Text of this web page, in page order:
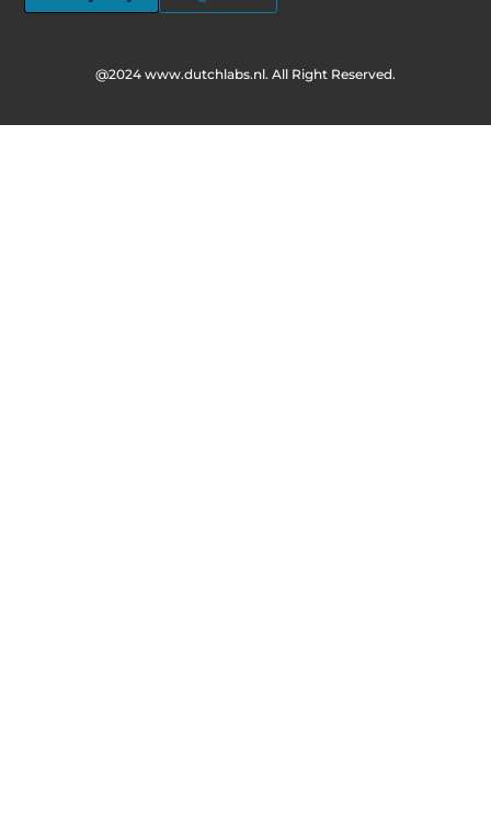
@2024 www.dutchlabs.nl. All Right Reserved.